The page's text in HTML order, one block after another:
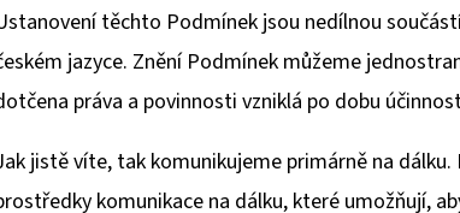
těchto Podmínek jsou nedílnou
jazyce. Znění Podmínek můžeme
práva a povinnosti vzniklá po dobu
jistě víte, tak komunikujeme primárně na
komunikace na dálku, které umožňují,